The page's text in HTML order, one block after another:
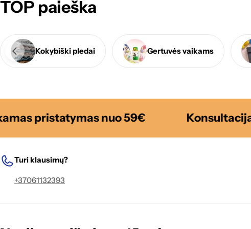
TOP paieška
Kokybiški pledai Gertuvės vaikams
pristatymas nuo 59€ Konsultacija
Turi klausimų?
+37061132393